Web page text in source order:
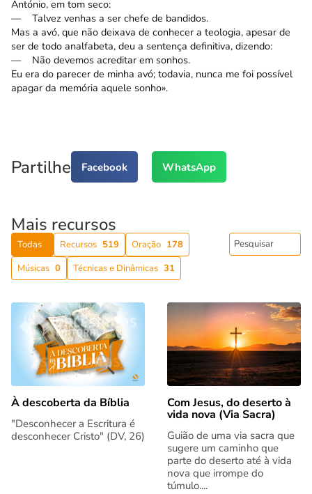
António, em tom seco:
— Talvez venhas a ser chefe de bandidos.
Mas a avó, que não deixava de conhecer a teologia, apesar de
ser de todo analfabeta, deu a sentença definitiva, dizendo:
— Não devemos acreditar em sonhos.
Eu era do parecer de minha avó; todavia, nunca me foi possível
apagar da memória aquele sonho».
Partilhe Facebook WhatsApp
Mais recursos
Todas Recursos 519 Oração 178
Músicas 0 Técnicas e Dinâmicas 31
À descoberta da Bíblia
"Desconhecer a Escritura é
desconhecer Cristo" (DV, 26)
Com Jesus, do deserto à
vida nova (Via Sacra)
Guião de uma via sacra que
sugere um caminho que
parte do deserto até à vida
nova que irrompe do
túmulo....